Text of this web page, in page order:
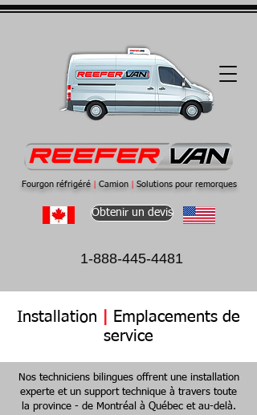
1-888-445-4481
Fourgon réfrigéré Camion Solutions pour remorques
Obtenir un devis
Installation
Emplacements de
service
Nos techniciens bilingues offrent une installation
experte et un support technique à travers toute
la province - de Montréal à Québec et au-delà.